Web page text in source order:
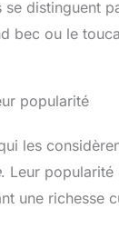
se distinguent
bec ou le
popularité
les
. Leur popularité
une richesse